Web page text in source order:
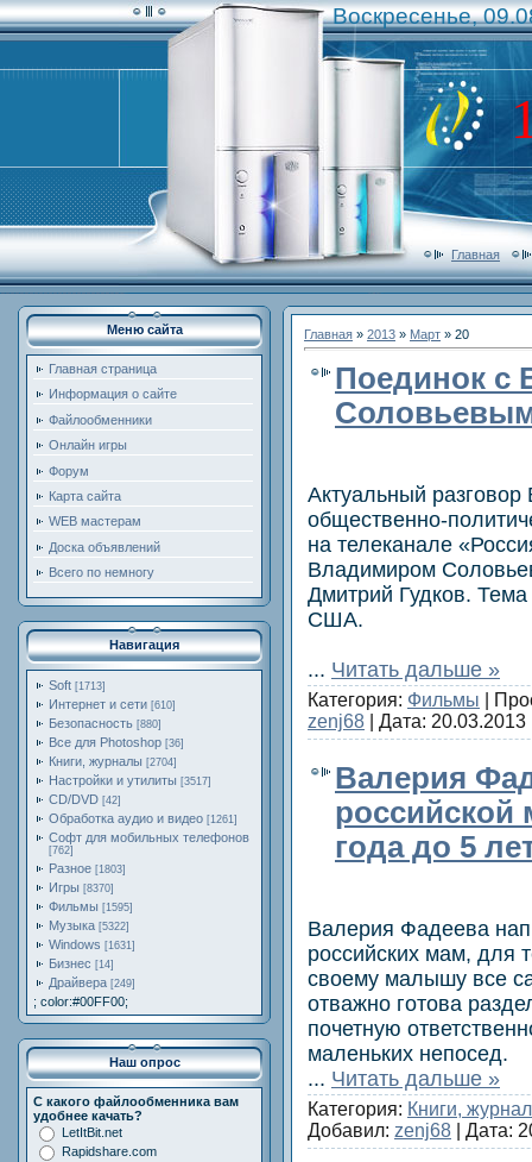
Воскресенье,
Главная
Меню сайта
Главная страница
Информация о сайте
Файлообменники
Онлайн игры
Форум
Карта сайта
WEB мастерам
Доска объявлений
Всего по немногу
Навигация
Soft [1713]
Интернет и сети [610]
Безопасность [880]
Все для Photoshop [36]
Книги, журналы [2704]
Настройки и утилиты [3517]
CD/DVD [42]
Обработка аудио и видео [1261]
Софт для мобильных телефонов
[762]
Разное [1803]
Игры [8370]
Фильмы [1595]
Музыка [5322]
Windows [1631]
Бизнес [14]
Драйвера [249]
; color:#00FF00;
Наш опрос
С какого файлообменника вам
удобнее качать?
LetItBit.net
Rapidshare.com
Главная » 2013 » Март » 20
Поединок с
Актуальный
общественно-
на телеканале
Владимиром
Дмитрий Гудков.
США.
... Читать дальше »
Категория: Фильмы |
zenj68 | Дата: 20.03.2013
Валерия
года до 5
Валерия Фадеева
российских мам, для
своему малышу все
отважно готова
почетную
маленьких непосед.
... Читать дальше »
Категория: Книги,
Добавил: zenj68 | Дата: